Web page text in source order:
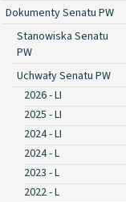
Dokumenty Senatu PW
Stanowiska Senatu
PW
Uchwały Senatu PW
2026 - LI
2025 - LI
2024 - LI
2024 - L
2023 - L
2022 - L